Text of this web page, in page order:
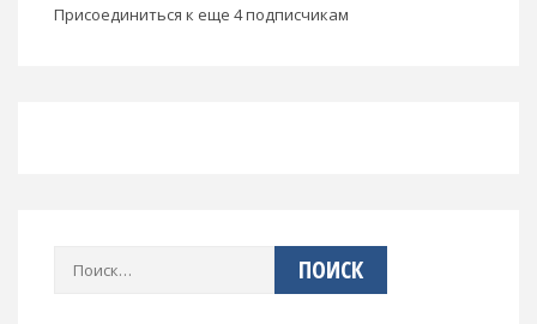
Присоединиться к еще 4 подписчикам
Найти: